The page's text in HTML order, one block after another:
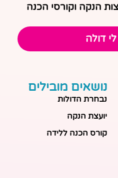
הנקה וקורסי הכנה
דולה
נושאים מובילים
נבחרת הדולות
יועצת הנקה
קורס הכנה ללידה